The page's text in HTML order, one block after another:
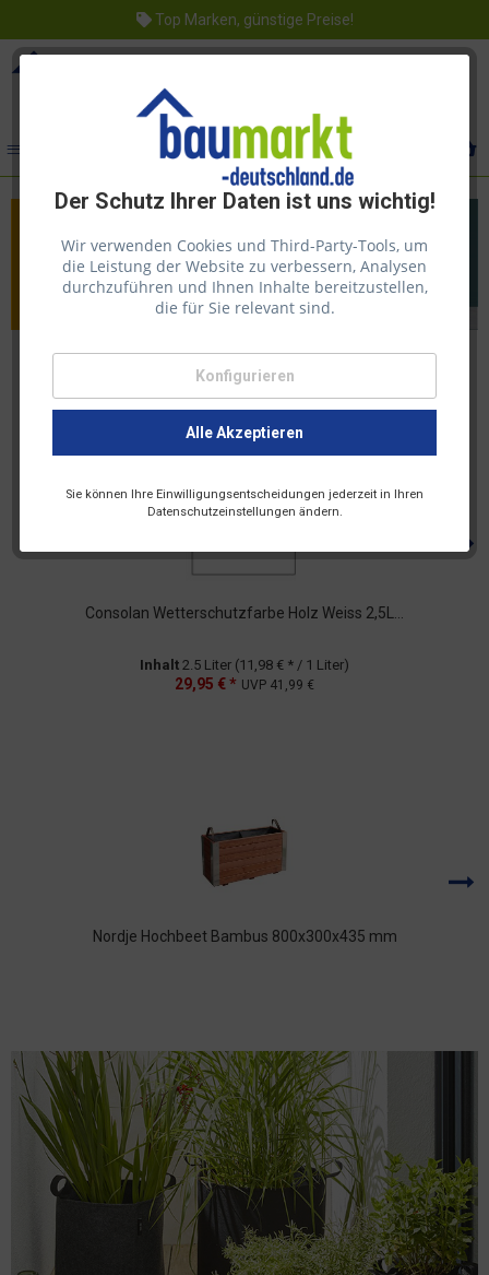
Top Marken, günstige Preise!
Der Schutz Ihrer Daten ist uns wichtig!
Wir verwenden Cookies und Third-Party-Tools, um
die Leistung der Website zu verbessern, Analysen
durchzuführen und Ihnen Inhalte bereitzustellen,
die für Sie relevant sind.
Konfigurieren
Alle Akzeptieren
Sie können Ihre Einwilligungsentscheidungen jederzeit in Ihren
Datenschutzeinstellungen ändern.
Consolan Wetterschutzfarbe Holz Weiss 2,5L...
Inhalt 2.5 Liter (11,98 € * / 1 Liter)
29,95 € * UVP 41,99 €
Nordje Hochbeet Bambus 800x300x435 mm